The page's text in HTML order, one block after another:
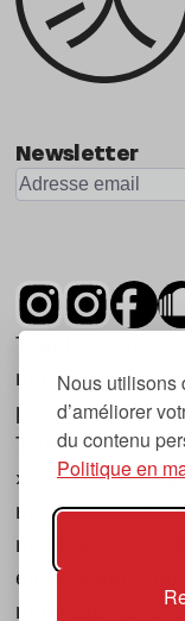
Nous utilisons
d’améliorer
du contenu
Politique en
Newsletter
Tsugi est un
musique et les
première
Tsugi en
», ce qui
magazine, à
musicales,
électronique, du
nouveaux